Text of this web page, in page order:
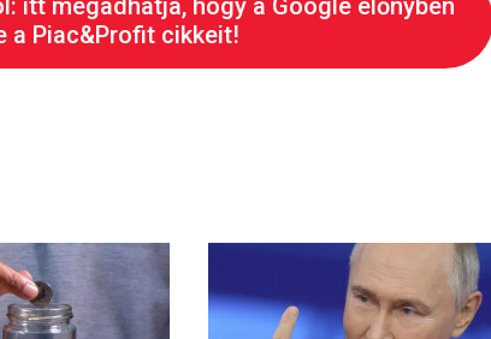
itt megadhatja, hogy a Google előnyben
a Piac&Profit cikkeit!